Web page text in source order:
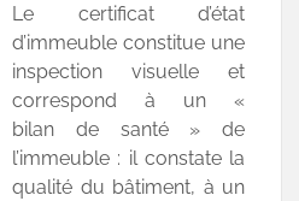
Le certificat d’état
d’immeuble constitue une
inspection visuelle et
correspond à un «
bilan de santé » de
l’immeuble : il constate la
qualité du bâtiment, à un